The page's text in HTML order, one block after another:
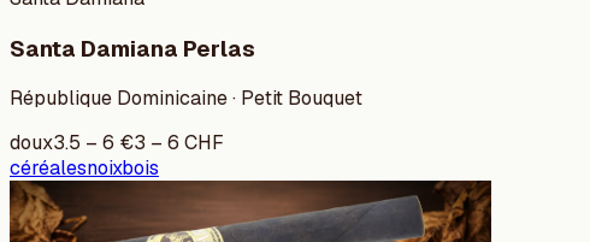
Santa Damiana Perlas
République Dominicaine · Petit Bouquet
doux3.5 – 6 €3 – 6 CHF
céréalesnoixbois